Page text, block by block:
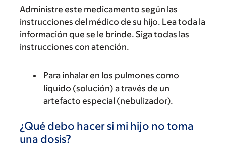
Administre este medicamento según las
instrucciones del médico de su hijo. Lea toda la
información que se le brinde. Siga todas las
instrucciones con atención.
Para inhalar en los pulmones como
líquido (solución) a través de un
artefacto especial (nebulizador).
¿Qué debo hacer si mi hijo no toma
una dosis?